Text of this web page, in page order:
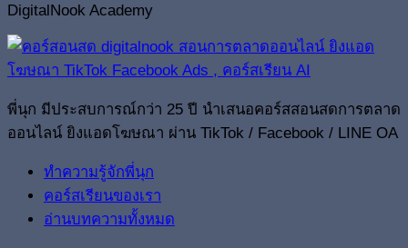
DigitalNook Academy
พี่นุก มีประสบการณ์กว่า 25 ปี นำเสนอคอร์สสอนสดการตลาด
ออนไลน์ ยิงแอดโฆษณา ผ่าน TikTok / Facebook / LINE OA
ทำความรู้จักพี่นุก
คอร์สเรียนของเรา
อ่านบทความทั้งหมด